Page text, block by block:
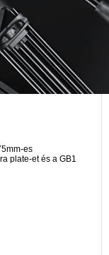
es
plate-et és a GB1